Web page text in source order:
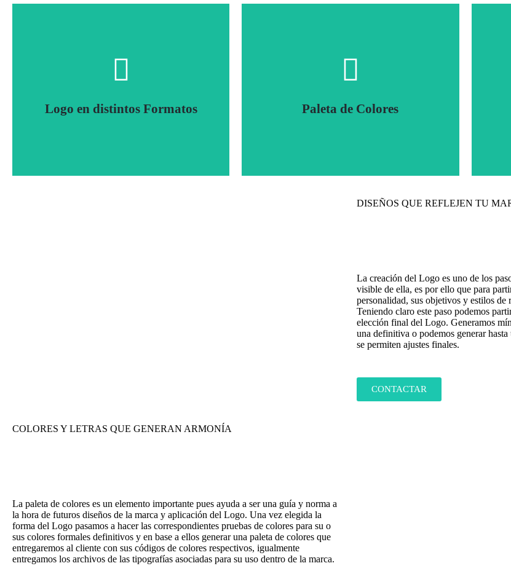
Logo en distintos Formatos Paleta de Colores
DISEÑOS QUE REFLEJEN TU
La creación del Logo es uno de los
visible de ella, es por ello que para
personalidad, sus objetivos y estilos de
Teniendo claro este paso podemos
elección final del Logo. Generamos
una definitiva o podemos generar
se permiten ajustes finales.
CONTACTAR
COLORES Y LETRAS QUE GENERAN ARMONÍA
La paleta de colores es un elemento importante pues ayuda a ser una guía y norma a
la hora de futuros diseños de la marca y aplicación del Logo. Una vez elegida la
forma del Logo pasamos a hacer las correspondientes pruebas de colores para su o
sus colores formales definitivos y en base a ellos generar una paleta de colores que
entregaremos al cliente con sus códigos de colores respectivos, igualmente
entregamos los archivos de las tipografías asociadas para su uso dentro de la marca.